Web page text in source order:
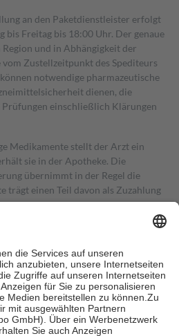
an den Paketdienstleister erfolgt
bis Freitag bis 18:00 Uhr. Der genaue
und in Abhängigkeit der
Zustellzeitpunkt des Spediteurs
notwendige pharmazeutische
dienen, die
einschließlich Klärungen
Medikamente stellt der Arzt ein
sie in der Apotheke. Die
übernimmt in der Regel die
trägt einen Teil davon als Zuzahlung
Zuzahlungen in Höhe von zehn
jedoch nie mehr als die tatsächlichen
auch für Online-Apotheken.
Krankenpflege beträgt die
sowie zehn Euro je